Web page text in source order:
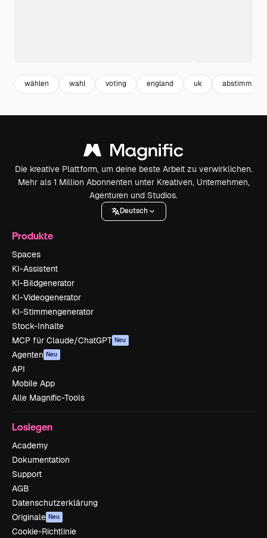
wählen wahl voting england uk abstimmung
Die kreative Plattform, um deine beste Arbeit zu verwirklichen.
Mehr als 1 Million Abonnenten unter Kreativen, Unternehmen,
Agenturen und Studios.
Deutsch
Produkte
Spaces
KI-Assistent
KI-Bildgenerator
KI-Videogenerator
KI-Stimmengenerator
Stock-Inhalte
MCP für Claude/ChatGPT Neu
Agenten Neu
API
Mobile App
Alle Magnific-Tools
Loslegen
Academy
Dokumentation
Support
AGB
Datenschutzerklärung
Originale Neu
Cookie-Richtlinie